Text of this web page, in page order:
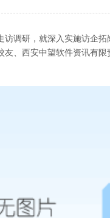
访调研，就深入实施访企
友、西安中望软件资讯有